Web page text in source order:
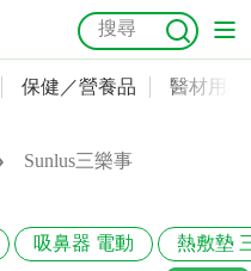
魚油 幼兒米餅
保健／營養品 醫材用品
Sunlus三樂事
吸鼻器 電動 熱敷墊